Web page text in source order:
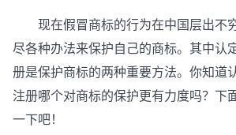
现在假冒商标的行为在中国层出不
尽各种办法来保护自己的商标。其中认
册是保护商标的两种重要方法。你知道
注册哪个对商标的保护更有力度吗？下
一下吧！